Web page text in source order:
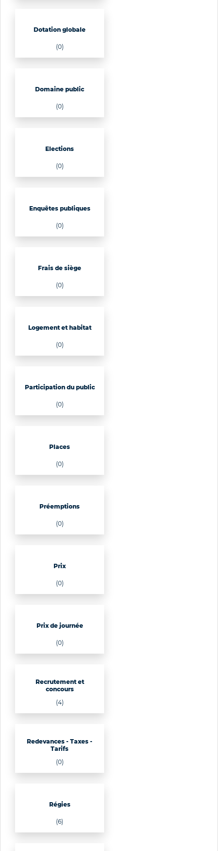
Dotation globale
(0)
Domaine public
(0)
Elections
(0)
Enquêtes publiques
(0)
Frais de siège
(0)
Logement et habitat
(0)
Participation du public
(0)
Places
(0)
Préemptions
(0)
Prix
(0)
Prix de journée
(0)
Recrutement et
concours
(4)
Redevances - Taxes -
Tarifs
(0)
Régies
(6)